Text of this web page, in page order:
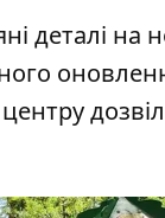
деталі на